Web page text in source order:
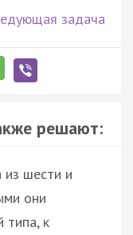
задача
решают:
из шести и
они
типа, к